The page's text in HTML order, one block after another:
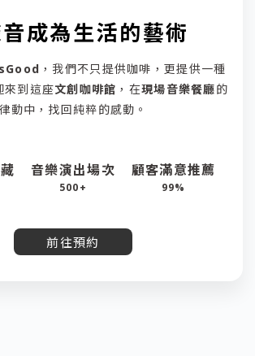
成為生活的藝術
，我們不只提供咖啡，更提供一種
來到這座文創咖啡館 ，在現場音樂餐廳的
律動中，找回純粹的感動。
音樂演出場次
500+
顧客滿意推薦
99%
前往預約